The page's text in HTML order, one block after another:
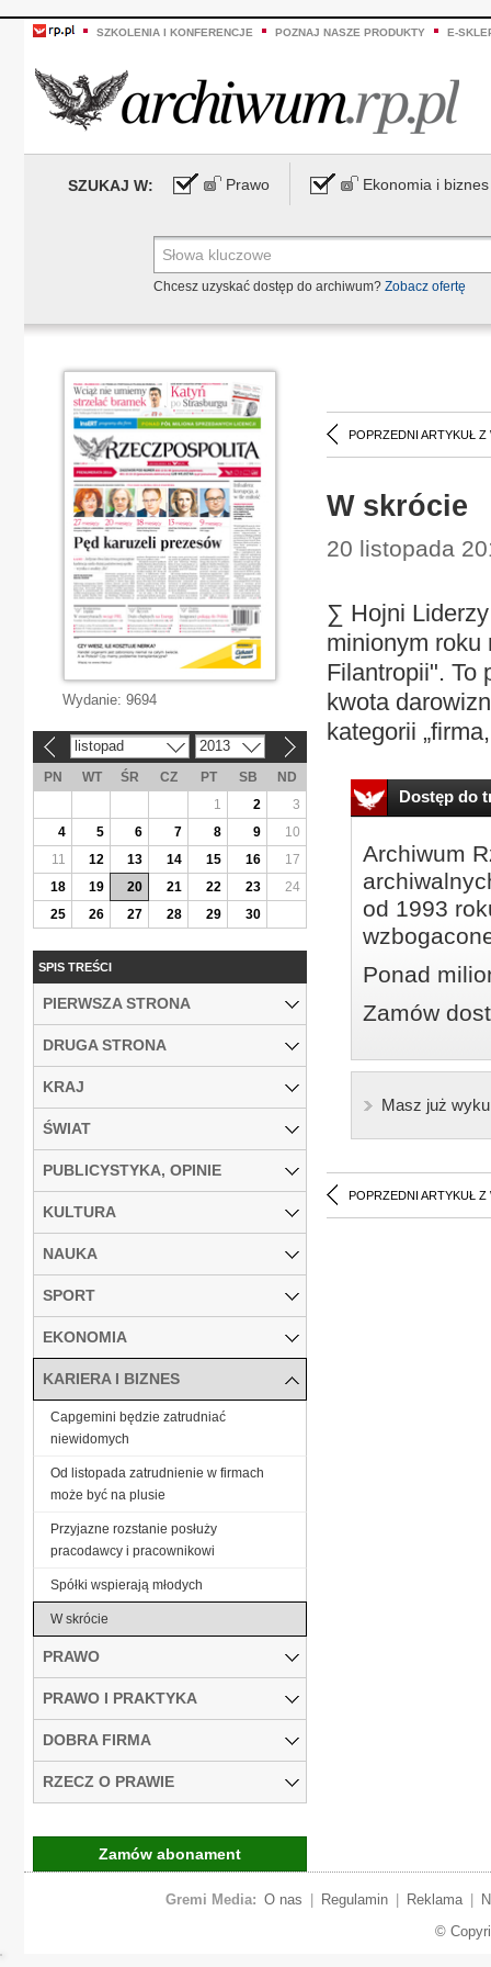
SZKOLENIA I KONFERENCJE POZNAJ NASZE PRODUKTY E-
SZUKAJ W: Prawo Ekonomia i biznes
Chcesz uzyskać dostęp do archiwum? Zobacz ofertę
POPRZEDNI ARTYKUŁ Z
W skrócie
20 listopada
∑ Hojni
minionym roku
Filantropii". To
kwota
kategorii
Dostęp do
Archiwum
od 1993
Ponad
Zamów
Masz już
POPRZEDNI ARTYKUŁ Z
Wydanie: 9694
listopad 2013
PN WT ŚR CZ PT SB
ND
1
2
3
4
5 6 7 8 9
10
11
12 13 14 15 16
17
18
19 20 21 22 23
24
25
26 27 28 29 30
SPIS TREŚCI
PIERWSZA STRONA
DRUGA STRONA
KRAJ
ŚWIAT
PUBLICYSTYKA, OPINIE
KULTURA
NAUKA
SPORT
EKONOMIA
KARIERA I BIZNES
Capgemini będzie zatrudniać
niewidomych
Od listopada zatrudnienie w firmach
może być na plusie
Przyjazne rozstanie posłuży
pracodawcy i pracownikowi
Spółki wspierają młodych
W skrócie
PRAWO
PRAWO I PRAKTYKA
DOBRA FIRMA
RZECZ O PRAWIE
Zamów abonament
Gremi Media: O nas Regulamin Reklama
©